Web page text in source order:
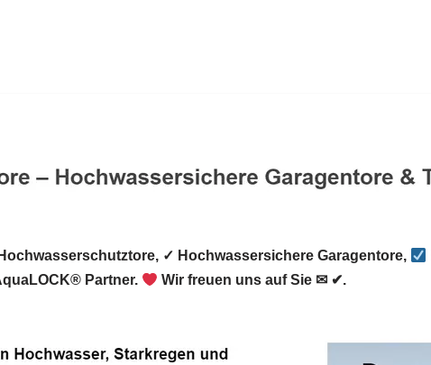
✓ Hochwassersichere Garagentore,
Partner. Wir freuen uns auf Sie ✉ ✔.